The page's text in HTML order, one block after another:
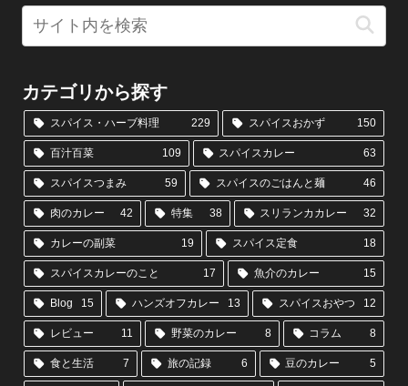
カテゴリから探す
スパイス・ハーブ料理 229 スパイスおかず 150
百汁百菜 109 スパイスカレー 63
スパイスつまみ 59 スパイスのごはんと麺 46
肉のカレー 42 特集 38 スリランカカレー 32
カレーの副菜 19 スパイス定食 18
スパイスカレーのこと 17 魚介のカレー 15
Blog 15 ハンズオフカレー 13 スパイスおやつ 12
レビュー 11 野菜のカレー 8 コラム 8
食と生活 7 旅の記録 6 豆のカレー 5